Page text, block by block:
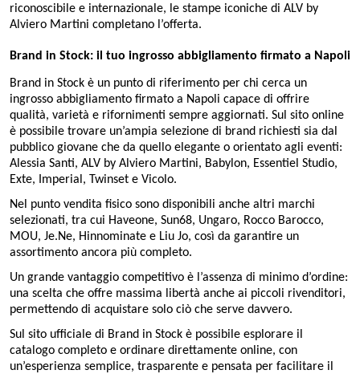
riconoscibile e internazionale, le stampe iconiche di ALV by
Alviero Martini completano l’offerta.
Brand in Stock: il tuo ingrosso abbigliamento firmato a Napoli
Brand in Stock è un punto di riferimento per chi cerca un
ingrosso abbigliamento firmato a Napoli capace di offrire
qualità, varietà e rifornimenti sempre aggiornati. Sul sito online
è possibile trovare un’ampia selezione di brand richiesti sia dal
pubblico giovane che da quello elegante o orientato agli eventi:
Alessia Santi, ALV by Alviero Martini, Babylon, Essentiel Studio,
Exte, Imperial, Twinset e Vicolo.
Nel punto vendita fisico sono disponibili anche altri marchi
selezionati, tra cui Haveone, Sun68, Ungaro, Rocco Barocco,
MOU, Je.Ne, Hinnominate e Liu Jo, così da garantire un
assortimento ancora più completo.
Un grande vantaggio competitivo è l’assenza di minimo d’ordine:
una scelta che offre massima libertà anche ai piccoli rivenditori,
permettendo di acquistare solo ciò che serve davvero.
Sul sito ufficiale di Brand in Stock è possibile esplorare il
catalogo completo e ordinare direttamente online, con
un’esperienza semplice, trasparente e pensata per facilitare il